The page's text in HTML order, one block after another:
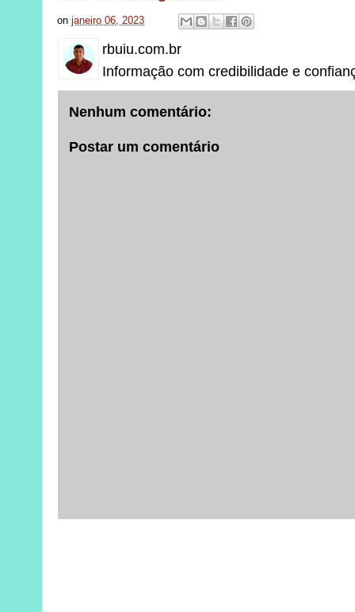
onjaneiro 06, 2023
rbuiu.com.br
Informação com credibilidade e
Nenhum comentário:
Postar um comentário